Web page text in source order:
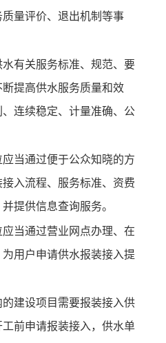
量评价、退出机制等事
有关服务标准、规范、要
提高供水服务质量和效
连续稳定、计量准确、公
当通过便于公众知晓的方
入流程、服务标准、资费
提供信息查询服务。
当通过营业网点办理、在
用户申请供水报装接入提
建设项目需要报装接入供
前申请报装接入，供水单